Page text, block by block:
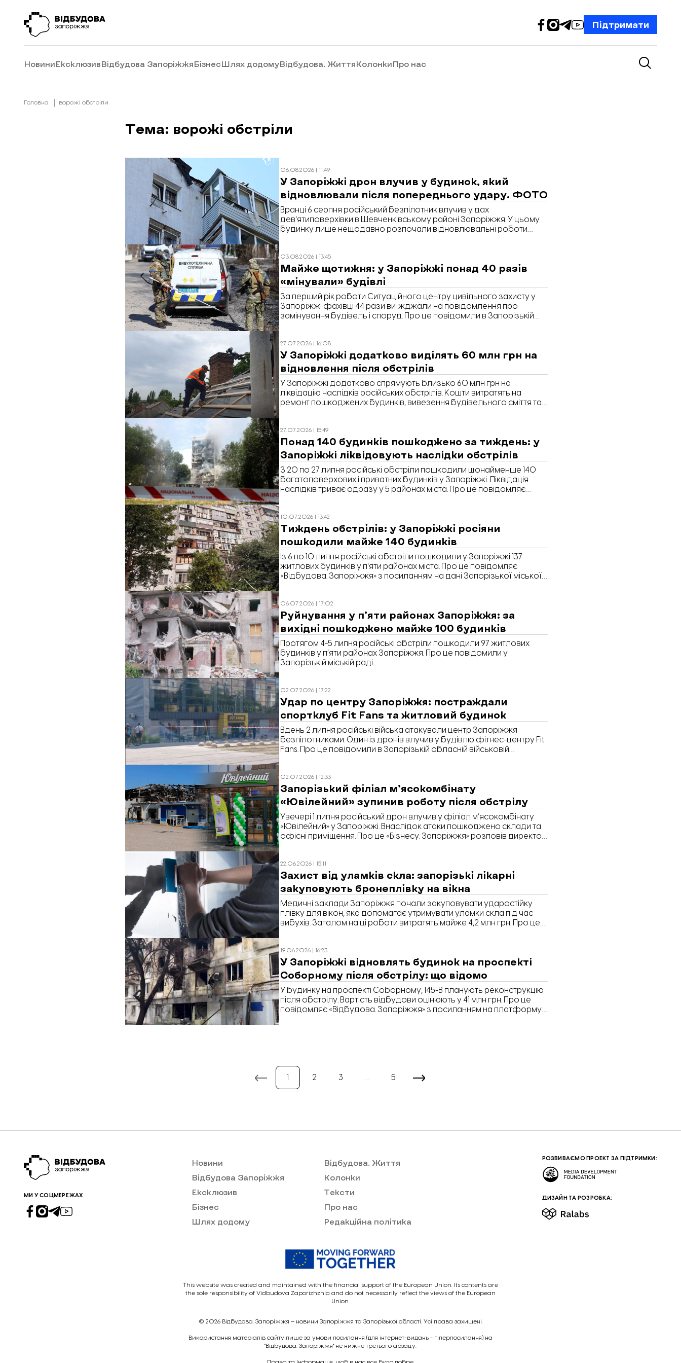
Підтримати
НовиниЕксклюзивВідбудова ЗапоріжжяБізнесШлях додомуВідбудова. ЖиттяКолонкиПро нас
Головна ворожі обстріли
Тема: ворожі обстріли
06.08.2026 | 11:49
У Запоріжжі дрон влучив у будинок, який
відновлювали після попереднього удару. ФОТО
Вранці 6 серпня російський безпілотник влучив у дах
дев'ятиповерхівки в Шевченківському районі Запоріжжя. У цьому
будинку лише нещодавно розпочали відновлювальні роботи
завершити її відбудову
03.08.2026 | 13:45
Майже щотижня: у Запоріжжі понад 40 разів
«мінували» будівлі
За перший рік роботи Ситуаційного центру цивільного захисту у
Запоріжжі фахівці 44 рази виїжджали на повідомлення про
замінування будівель і споруд. Про це повідомили в Запорізькій
27.07.2026 | 16:08
У Запоріжжі додатково виділять 60 млн грн на
відновлення після обстрілів
У Запоріжжі додатково спрямують близько 60 млн грн на
ліквідацію наслідків російських обстрілів. Кошти витратять на
ремонт пошкоджених будинків, вивезення будівельного сміття та
постійних депутатських комісій Запорізької міськради.
27.07.2026 | 15:49
Понад 140 будинків пошкоджено за тиждень: у
Запоріжжі ліквідовують наслідки обстрілів
З 20 по 27 липня російські обстріли пошкодили щонайменше 140
багатоповерхових і приватних будинків у Запоріжжі. Ліквідація
наслідків триває одразу у 5 районах міста. Про це повідомляє
10.07.2026 | 13:42
Тиждень обстрілів: у Запоріжжі росіяни
пошкодили майже 140 будинків
Із 6 по 10 липня російські обстріли пошкодили у Запоріжжі 137
житлових будинків у п'яти районах міста. Про це повідомляє
«Відбудова. Запоріжжя» з посиланням на дані Запорізької міської
06.07.2026 | 17:02
Руйнування у п’яти районах Запоріжжя: за
вихідні пошкоджено майже 100 будинків
Протягом 4-5 липня російські обстріли пошкодили 97 житлових
будинків у п’яти районах Запоріжжя. Про це повідомили у
Запорізькій міській раді.
02.07.2026 | 17:22
Удар по центру Запоріжжя: постраждали
спортклуб Fit Fans та житловий будинок
Вдень 2 липня російські війська атакували центр Запоріжжя
безпілотниками. Один із дронів влучив у будівлю фітнес-центру Fit
Fans. Про це повідомили в Запорізькій обласній військовій
02.07.2026 | 12:33
Запорізький філіал м’ясокомбінату
«Ювілейний» зупинив роботу після обстрілу
Увечері 1 липня російський дрон влучив у філіал м’ясокомбінату
«Ювілейний» у Запоріжжі. Внаслідок атаки пошкоджено склади та
офісні приміщення. Про це «Бізнесу. Запоріжжя» розповів директор
22.06.2026 | 15:11
Захист від уламків скла: запорізькі лікарні
закуповують бронеплівку на вікна
Медичні заклади Запоріжжя почали закуповувати ударостійку
плівку для вікон, яка допомагає утримувати уламки скла під час
вибухів. Загалом на ці роботи витратять майже 4,2 млн грн. Про це
19.06.2026 | 16:23
У Запоріжжі відновлять будинок на проспекті
Соборному після обстрілу: що відомо
У будинку на проспекті Соборному, 145-В планують реконструкцію
після обстрілу. Вартість відбудови оцінюють у 41 млн грн. Про це
повідомляє «Відбудова. Запоріжжя» з посиланням на платформу
2 3 … 5
МИ У СОЦМЕРЕЖАХ
Новини
Відбудова Запоріжжя
Ексклюзив
Бізнес
Шлях додому
Відбудова. Життя
Колонки
Тексти
Про нас
Редакційна політика
РОЗВИВАЄМО ПРОЕКТ ЗА ПІДТРИМКИ:
ДИЗАЙН ТА РОЗРОБКА:
This website was created and maintained with the financial support of the European Union. Its contents are
the sole responsibility of Vidbudova Zaporizhzhia and do not necessarily reflect the views of the European
Union.
© 2026 Відбудова. Запоріжжя – новини Запоріжжя та Запорізької області. Усі права захищені.
Викориcтання матеріалів сайту лише за умови посилання (для інтернет-видань - гіперпосилання) на
"Відбудова. Запоріжжя" не нижче третього абзацу.